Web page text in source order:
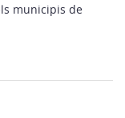
municipis de